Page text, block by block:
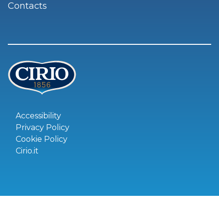
Contacts
Accessibility
Privacy Policy
Cookie Policy
Cirio.it